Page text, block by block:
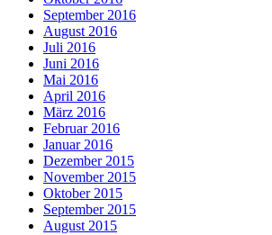
September 2016
August 2016
Juli 2016
Juni 2016
Mai 2016
April 2016
März 2016
Februar 2016
Januar 2016
Dezember 2015
November 2015
Oktober 2015
September 2015
August 2015